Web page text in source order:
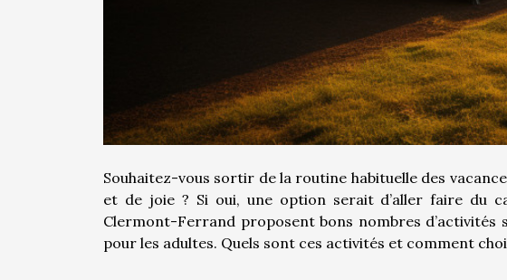
Souhaitez-vous sortir de la routine habituelle des
et de joie ? Si oui, une option serait d’aller faire du
Clermont-Ferrand proposent bons nombres
pour les adultes. Quels sont ces activités et comment